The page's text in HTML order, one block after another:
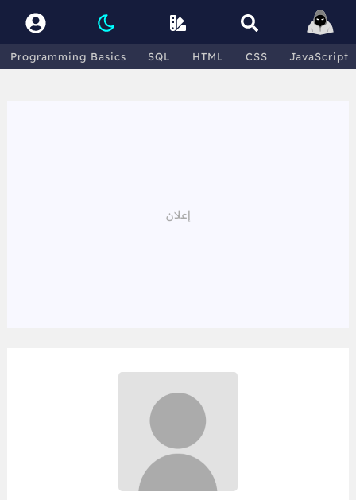
Programming Basics SQL HTML CSS JavaScript